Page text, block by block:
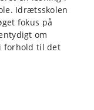
Idrætsskolen
fokus på
om
forhold til det